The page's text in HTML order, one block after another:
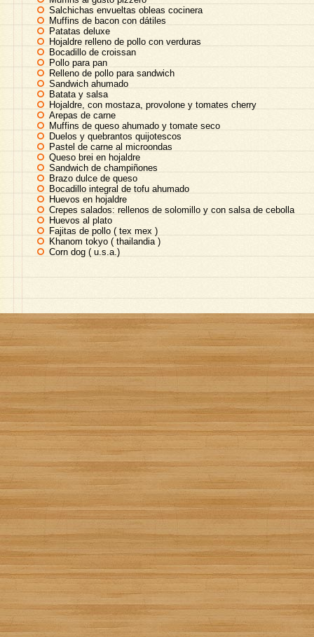
Salchichas envueltas obleas cocinera
Muffins de bacon con dátiles
Patatas deluxe
Hojaldre relleno de pollo con verduras
Bocadillo de croissan
Pollo para pan
Relleno de pollo para sandwich
Sandwich ahumado
Batata y salsa
Hojaldre, con mostaza, provolone y tomates cherry
Arepas de carne
Muffins de queso ahumado y tomate seco
Duelos y quebrantos quijotescos
Pastel de carne al microondas
Queso brei en hojaldre
Sandwich de champiñones
Brazo dulce de queso
Bocadillo integral de tofu ahumado
Huevos en hojaldre
Crepes salados: rellenos de solomillo y con salsa de cebolla
Huevos al plato
Fajitas de pollo ( tex mex )
Khanom tokyo ( thailandia )
Corn dog ( u.s.a.)